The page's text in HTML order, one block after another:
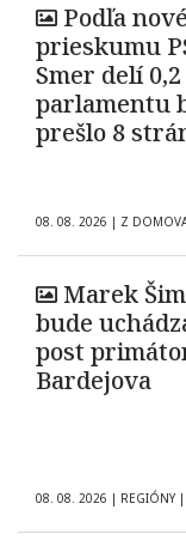
Podľa
prieskumu
Smer delí 0,2
parlamentu
prešlo 8
08. 08. 2026 | Z
Marek
bude
post
Bardejova
08. 08. 2026 | REGIÓNY |